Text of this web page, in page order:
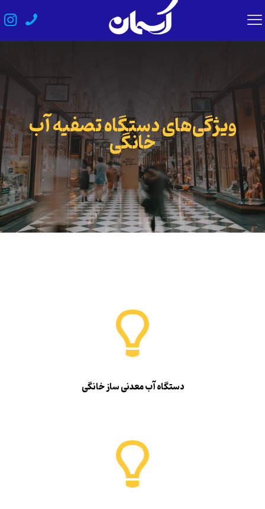
ویژگی‌های دستگاه تصفیه آب
خانگی
دستگاه آب معدنی ساز خانگی